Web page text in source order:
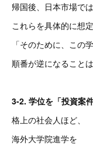
帰国後、日本市場で
これらを具体的に想
「そのために、この
順番が逆になること
3-2. 学位を「投資案
格上の社会人ほど、
海外大学院進学を